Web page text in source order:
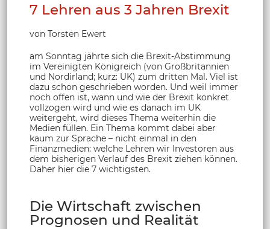
7 Lehren aus 3 Jahren Brexit
von Torsten Ewert
am Sonntag jährte sich die Brexit-Abstimmung
im Vereinigten Königreich (von Großbritannien
und Nordirland; kurz: UK) zum dritten Mal. Viel ist
dazu schon geschrieben worden. Und weil immer
noch offen ist, wann und wie der Brexit konkret
vollzogen wird und wie es danach im UK
weitergeht, wird dieses Thema weiterhin die
Medien füllen. Ein Thema kommt dabei aber
kaum zur Sprache – nicht einmal in den
Finanzmedien: welche Lehren wir Investoren aus
dem bisherigen Verlauf des Brexit ziehen können.
Daher hier die 7 wichtigsten.
Die Wirtschaft zwischen
Prognosen und Realität